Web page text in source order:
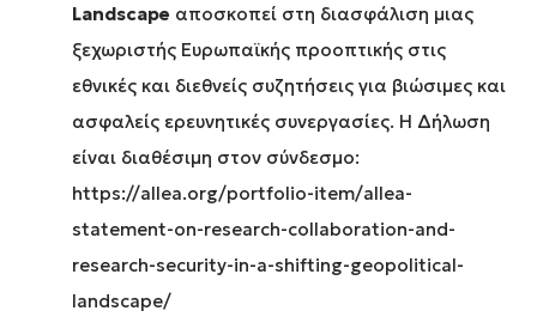
Landscape αποσκοπεί στη διασφάλιση μιας
ξεχωριστής Ευρωπαϊκής προοπτικής στις
εθνικές και διεθνείς συζητήσεις για βιώσιμες και
ασφαλείς ερευνητικές συνεργασίες. Η Δήλωση
είναι διαθέσιμη στον σύνδεσμο:
https://allea.org/portfolio-item/allea-
statement-on-research-collaboration-and-
research-security-in-a-shifting-geopolitical-
landscape/